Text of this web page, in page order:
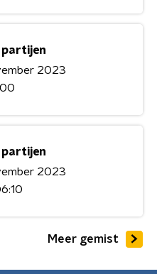
partijen
2023
partijen
2023
Meer gemist